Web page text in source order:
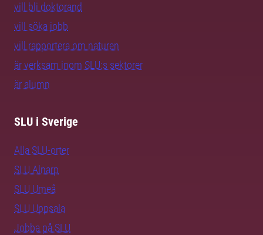
vill bli doktorand
vill söka jobb
vill rapportera om naturen
är verksam inom SLU:s sektorer
är alumn
SLU i Sverige
Alla SLU-orter
SLU Alnarp
SLU Umeå
SLU Uppsala
Jobba på SLU